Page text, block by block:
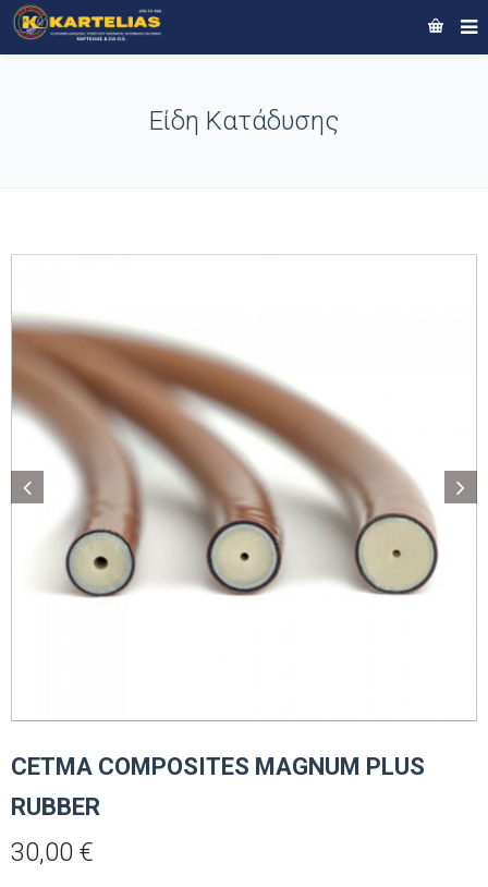
Είδη Κατάδυσης
CETMA COMPOSITES MAGNUM PLUS
RUBBER
30,00 €